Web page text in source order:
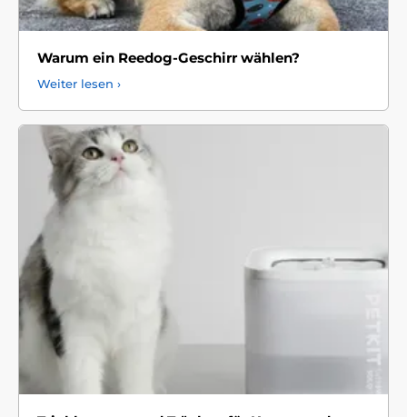
Warum ein Reedog-Geschirr wählen?
Weiter lesen ›